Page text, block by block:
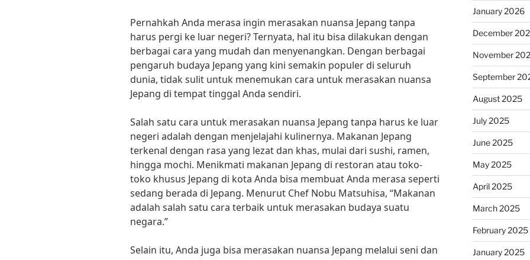
Pernahkah Anda merasa ingin merasakan nuansa Jepang tanpa
harus pergi ke luar negeri? Ternyata, hal itu bisa dilakukan dengan
berbagai cara yang mudah dan menyenangkan. Dengan berbagai
pengaruh budaya Jepang yang kini semakin populer di seluruh
dunia, tidak sulit untuk menemukan cara untuk merasakan nuansa
Jepang di tempat tinggal Anda sendiri.
Salah satu cara untuk merasakan nuansa Jepang tanpa harus ke luar
negeri adalah dengan menjelajahi kulinernya. Makanan Jepang
terkenal dengan rasa yang lezat dan khas, mulai dari sushi, ramen,
hingga mochi. Menikmati makanan Jepang di restoran atau toko-
toko khusus Jepang di kota Anda bisa membuat Anda merasa seperti
sedang berada di Jepang. Menurut Chef Nobu Matsuhisa, “Makanan
adalah salah satu cara terbaik untuk merasakan budaya suatu
negara.”
Selain itu, Anda juga bisa merasakan nuansa Jepang melalui seni dan
January 2026
December
November
September
August 2025
July 2025
June 2025
May 2025
April 2025
March 2025
February 2025
January 2025